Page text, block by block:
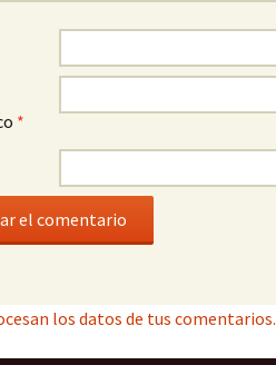
*
los datos de tus comentarios.